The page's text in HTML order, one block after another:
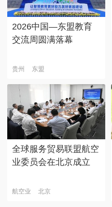
2026中国—东盟教育
交流周圆满落幕
贵州 东盟
全球服务贸易联盟航空
业委员会在北京成立
航空业 北京